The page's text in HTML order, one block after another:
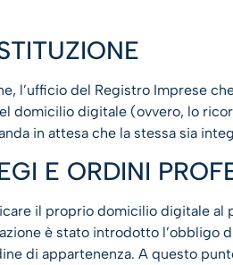
l’ufficio del Registro Imprese
domicilio digitale (ovvero, lo
in attesa che la stessa sia
E ORDINI
il proprio domicilio digitale al
è stato introdotto l’obbligo
di appartenenza. A questo